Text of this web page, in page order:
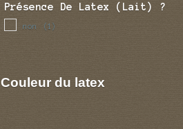
Présence De Latex (lait) ?
non (1)
Couleur du latex